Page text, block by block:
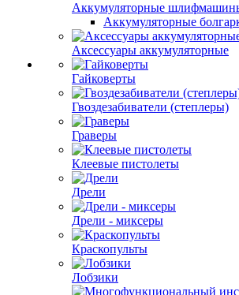
Аккумуляторные
Аккумуляторные
Аксессуары аккумуляторные
Гайковерты
Гвоздезабиватели (степлеры)
Граверы
Клеевые пистолеты
Дрели
Дрели - миксеры
Краскопульты
Лобзики